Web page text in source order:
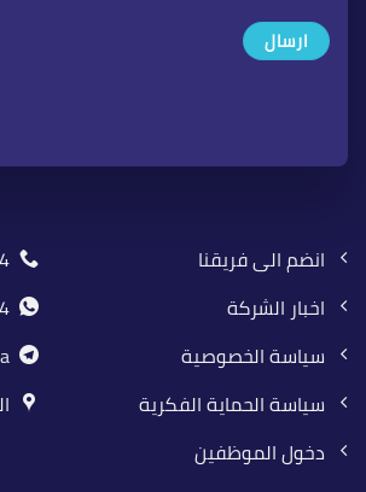
انضم الى فريقنا
اخبار الشركة
سياسة الخصوصية
سياسة الحماية الفكرية
دخول الموظفين